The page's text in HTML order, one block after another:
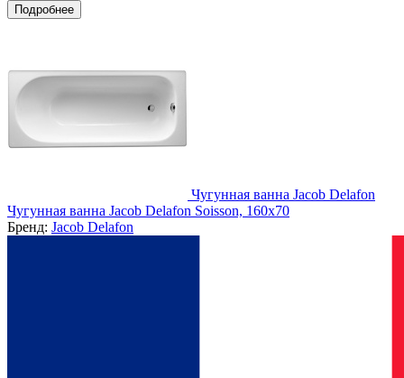
Подробнее
Чугунная ванна Jacob Delafon
Чугунная ванна Jacob Delafon Soisson, 160x70
Бренд: Jacob Delafon